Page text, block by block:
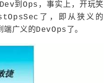
到Ops，事实上，开玩笑
了，即从狭义的
广义的DevOps了。